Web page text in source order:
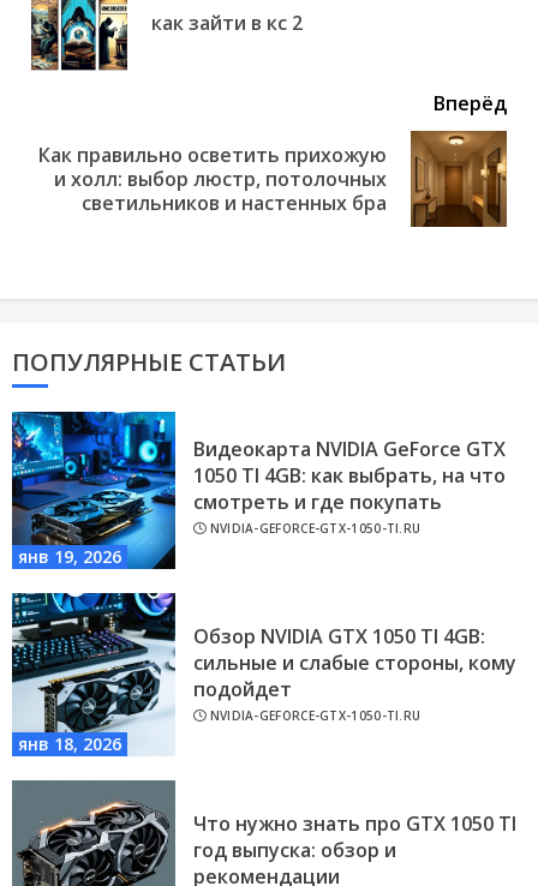
как зайти в кс 2
Вперёд
Next
Как правильно осветить прихожую
и холл: выбор люстр, потолочных
светильников и настенных бра
ПОПУЛЯРНЫЕ СТАТЬИ
янв 19, 2026
Видеокарта NVIDIA GeForce GTX
1050 TI 4GB: как выбрать, на что
смотреть и где покупать
NVIDIA-GEFORCE-GTX-1050-TI.RU
янв 18, 2026
Обзор NVIDIA GTX 1050 TI 4GB:
сильные и слабые стороны, кому
подойдет
NVIDIA-GEFORCE-GTX-1050-TI.RU
Что нужно знать про GTX 1050 TI
год выпуска: обзор и
рекомендации